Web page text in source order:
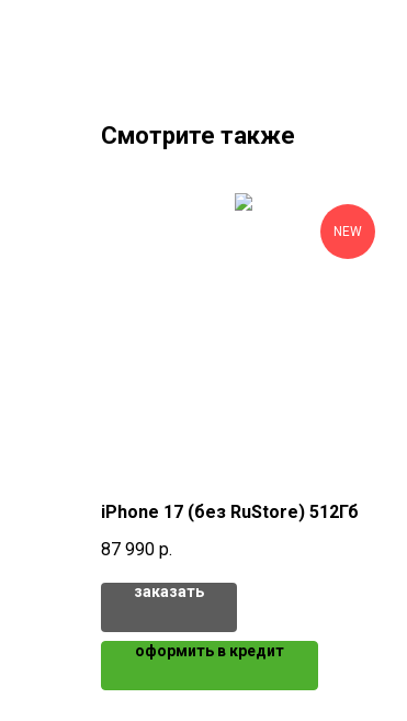
Смотрите также
NEW
iPhone 17 (без RuStore) 512Гб
87 990 р.
заказать
оформить в кредит